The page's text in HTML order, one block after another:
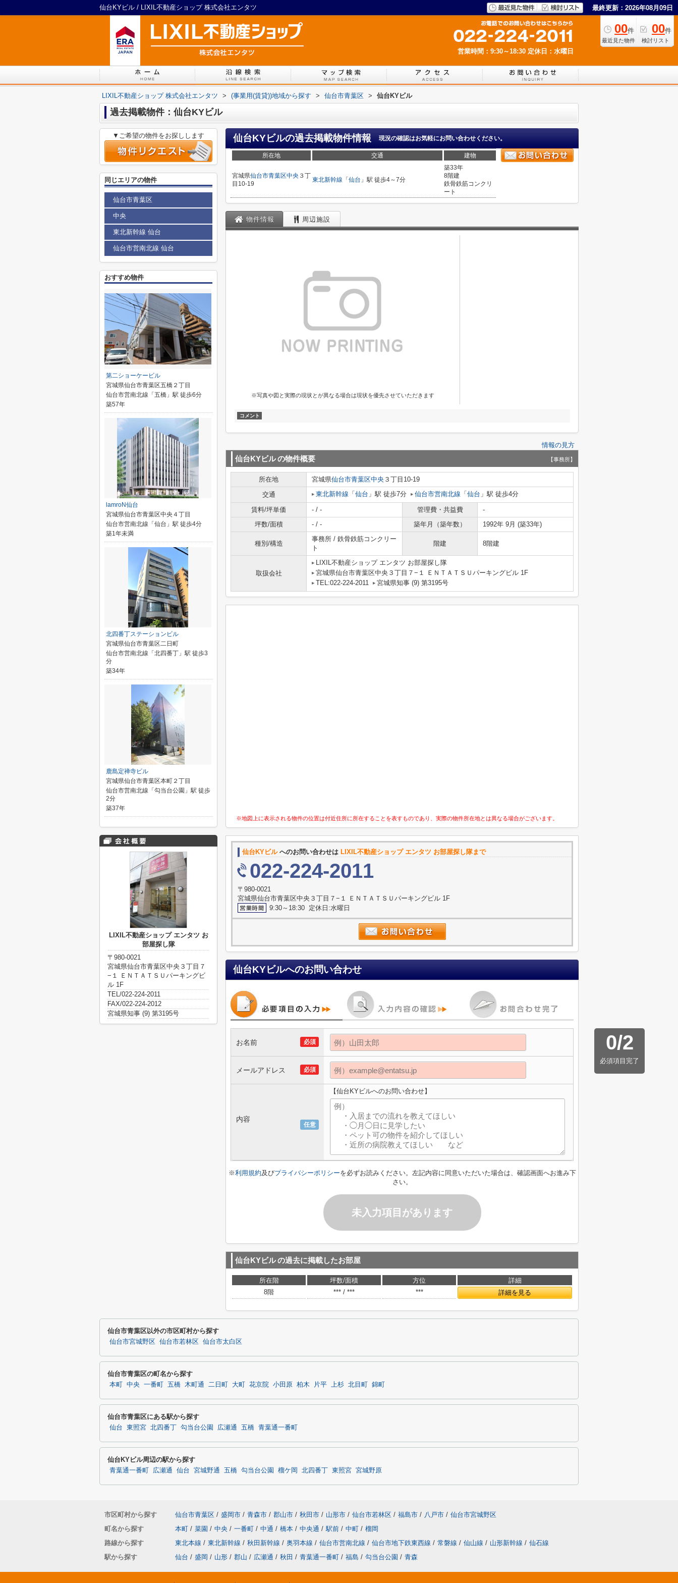
仙台KYビル / LIXIL不動産ショップ 株式会社エンタツ 最終更新：2026年08月09日
00件
最近見た物件
00件
検討リスト
営業時間：9:30～18:30 定休日：水曜日
LIXIL不動産ショップ 株式会社エンタツ > (事業用(賃貸))地域から探す > 仙台市青葉区 > 仙台KYビル
過去掲載物件：仙台KYビル
仙台KYビルの過去掲載物件情報 現況の確認はお気軽にお問い合わせください。
所在地 交通 建物
宮城県仙台市青葉区中央 ３丁
目10-19
東北新幹線 「 仙台 」駅 徒歩4～7分
築33年
8階建
鉄骨鉄筋コンクリ
ート
物件情報 周辺施設
※写真や図と実際の現状とが異なる場合は現状を優先させていただきます
コメント
情報の見方
仙台KYビルの物件概要 【事務所】
所在地 宮城県仙台市青葉区中央 ３丁目10-19
交通
東北新幹線 「 仙台 」駅 徒歩7分 仙台市営南北線 「 仙台 」駅 徒歩4分
賃料/坪単価 - / - 管理費・共益費
-
坪数/面積
- / - 築年月（築年数） 1992年 9月 (築33年)
種別/構造
事務所 / 鉄骨鉄筋コンクリー
ト
階建 8階建
取扱会社
LIXIL不動産ショップ エンタツ お部屋探し隊
宮城県仙台市青葉区中央３丁目７−１ ＥＮＴＡＴＳＵパーキングビル 1F
TEL:022-224-2011
宮城県知事 (9) 第3195号
※地図上に表示される物件の位置は付近住所に所在することを表すものであり、実際の物件所在地とは異なる場合がございます。
仙台KYビルへのお問い合わせは LIXIL不動産ショップ エンタツ お部屋探し隊まで
022-224-2011
〒980-0021
宮城県仙台市青葉区中央３丁目７−１ ＥＮＴＡＴＳＵパーキングビル 1F
9:30～18:30 定休日:水曜日
仙台KYビルへのお問い合わせ
0/2
必須項目完了
必須
お名前
必須
メールアドレス
任意
内容
【仙台KYビルへのお問い合わせ】
※利用規約及びプライバシーポリシーを必ずお読みください。左記内容に同意いただいた場合は、確認画面へお進み下
さい。
未入力項目があります
仙台KYビルの過去に掲載したお部屋
所在階 坪数/面積 方位
詳細
8階
*** / *** *** 詳細を見る
▼ご希望の物件をお探しします
同じエリアの物件
仙台市青葉区
中央
東北新幹線 仙台
仙台市営南北線 仙台
おすすめ物件
第二ショーケービル
宮城県仙台市青葉区五橋２丁目
仙台市営南北線「五橋」駅 徒歩6分
築57年
lamroN仙台
宮城県仙台市青葉区中央４丁目
仙台市営南北線「仙台」駅 徒歩4分
築1年未満
北四番丁ステーションビル
宮城県仙台市青葉区二日町
仙台市営南北線「北四番丁」駅 徒歩3
分
築34年
鹿島定禅寺ビル
宮城県仙台市青葉区本町２丁目
仙台市営南北線「勾当台公園」駅 徒歩
2分
築37年
LIXIL不動産ショップ エンタツ お
部屋探し隊
〒980-0021
宮城県仙台市青葉区中央３丁目７
−１ ＥＮＴＡＴＳＵパーキングビ
ル 1F
TEL/022-224-2011
FAX/022-224-2012
宮城県知事 (9) 第3195号
仙台市青葉区以外の市区町村から探す
仙台市宮城野区 仙台市若林区 仙台市太白区
仙台市青葉区の町名から探す
本町 中央 一番町 五橋 木町通 二日町 大町 花京院 小田原 柏木 片平 上杉 北目町 錦町
仙台市青葉区にある駅から探す
仙台 東照宮 北四番丁 勾当台公園 広瀬通 五橋 青葉通一番町
仙台KYビル周辺の駅から探す
青葉通一番町 広瀬通 仙台 宮城野通 五橋 勾当台公園 榴ケ岡 北四番丁 東照宮 宮城野原
市区町村から探す 仙台市青葉区 / 盛岡市 / 青森市 / 郡山市 / 秋田市 / 山形市 / 仙台市若林区 / 福島市 / 八戸市 / 仙台市宮城野区
町名から探す
本町 / 菜園 / 中央 / 一番町 / 中通 / 橋本 / 中央通 / 駅前 / 中町 / 榴岡
路線から探す
東北本線 / 東北新幹線 / 秋田新幹線 / 奥羽本線 / 仙台市営南北線 / 仙台市地下鉄東西線 / 常磐線 / 仙山線 / 山形新幹線 / 仙石線
駅から探す
仙台 / 盛岡 / 山形 / 郡山 / 広瀬通 / 秋田 / 青葉通一番町 / 福島 / 勾当台公園 / 青森